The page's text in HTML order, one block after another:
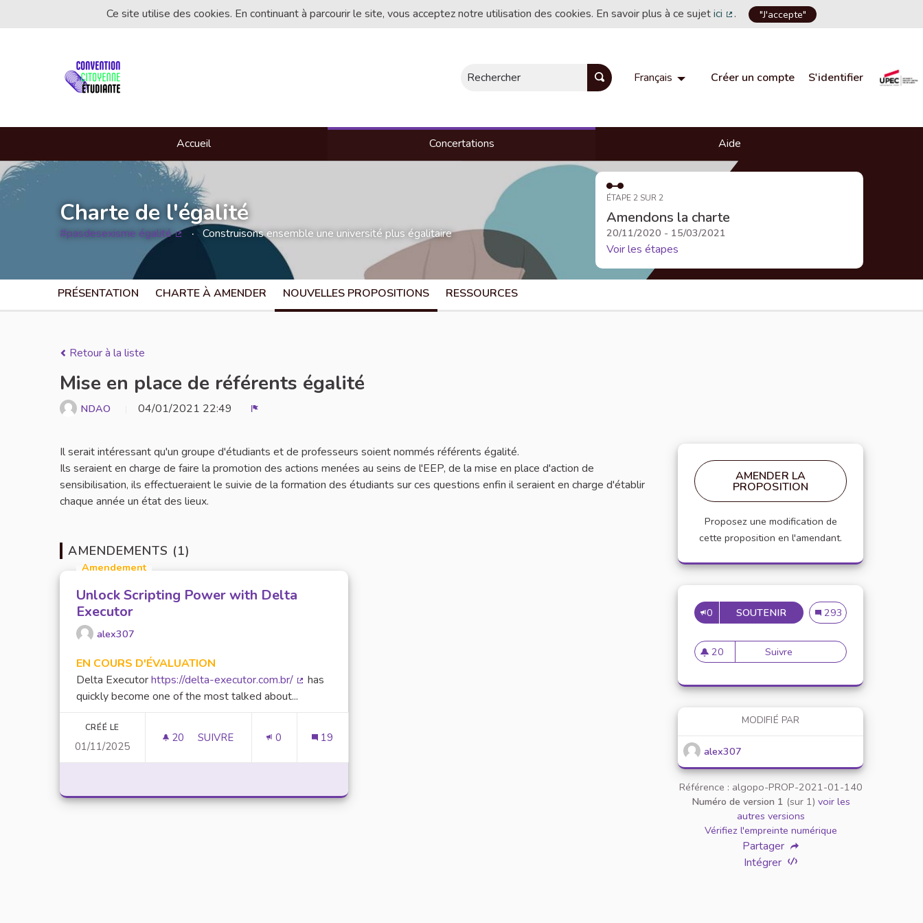
Ce site utilise des cookies. En continuant à parcourir le site, vous acceptez notre utilisation des cookies. En savoir plus à ce sujetici
(Lien externe)
. "J'accepte"
Rechercher Français Choisir la langueChoose language
Créer un compte S'identifier
Accueil Concertations Aide
Charte de l'égalité
#pasdesexisme égalité Construisons ensemble une université plus égalitaire
ÉTAPE 2 SUR 2
Amendons la charte
20/11/2020 - 15/03/2021
Voir les étapes
PRÉSENTATION CHARTE À AMENDER NOUVELLES PROPOSITIONS RESSOURCES
Retour à la liste
Mise en place de référents égalité
NDAO 04/01/2021 22:49
Il serait intéressant qu'un groupe d'étudiants et de professeurs soient nommés référents égalité.
Ils seraient en charge de faire la promotion des actions menées au seins de l'EEP, de la mise en place d'action de
sensibilisation, ils effectueraient le suivie de la formation des étudiants sur ces questions enfin il seraient en charge d'établir
chaque année un état des lieux.
AMENDEMENTS (1)
Amendement
Unlock Scripting Power with Delta
Executor
alex307
EN COURS D'ÉVALUATION
Delta Executorhttps://delta-executor.com.br/
has
quickly become one of the most talked about...
CRÉÉ LE
01/11/2025
20 20 ABONNÉS
SUIVRE 0 19
AMENDER LA
PROPOSITION
Proposez une modification de
cette proposition en l'amendant.
0 SOUTENIR MISE EN PLACE DE
Mise en place de
293
20
20 abonnés
Suivre Mise en place de référents
MODIFIÉ PAR
alex307
Référence : algopo-PROP-2021-01-140
Numéro de version 1 (sur 1) voir les
autres versions
Vérifiez l'empreinte numérique
Partager
Intégrer